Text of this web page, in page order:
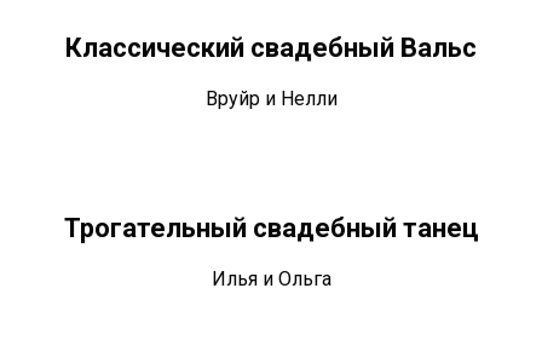
Классический свадебный Вальс
Вруйр и Нелли
Трогательный свадебный танец
Илья и Ольга